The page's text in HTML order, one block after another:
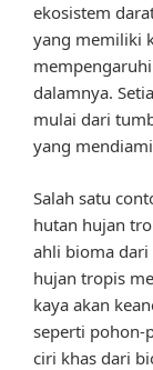
ekosistem
yang memiliki
dalamnya.
mulai dari
yang
Salah satu
hutan hujan
ahli bioma dari
hujan tropis
kaya akan
seperti pohon-
ciri khas dari